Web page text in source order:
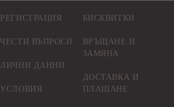
РЕГИСТРАЦИЯ
ЧЕСТИ ВЪПРОСИ
ЛИЧНИ ДАННИ
УСЛОВИЯ
БИСКВИТКИ
ВРЪЩАНЕ И
ЗАМЯНА
ДОСТАВКА И
ПЛАЩАНЕ